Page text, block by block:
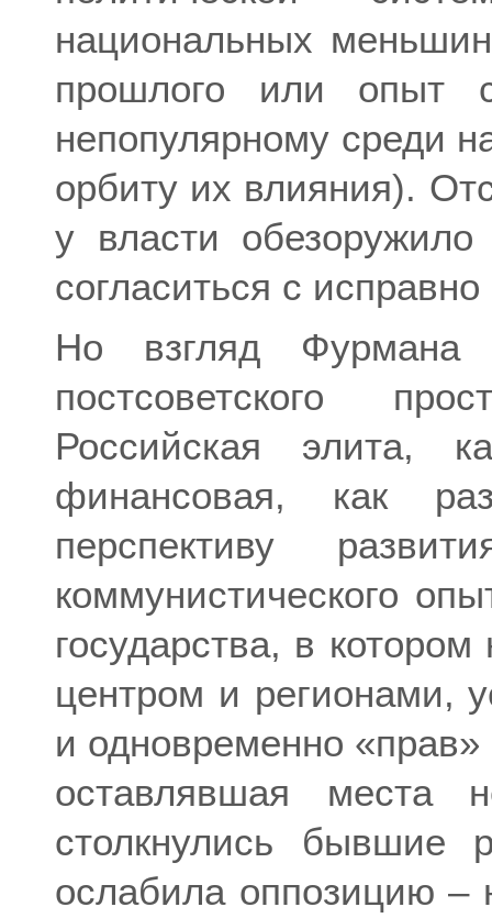
национальных
прошлого или опыт
непопулярному среди
орбиту их влияния).
у власти
согласиться с
Но взгляд
постсоветского
Российская элита,
финансовая, как
перспективу
коммунистического
государства, в
центром и регионами,
и одновременно
оставлявшая места
столкнулись бывшие
ослабила оппозицию –